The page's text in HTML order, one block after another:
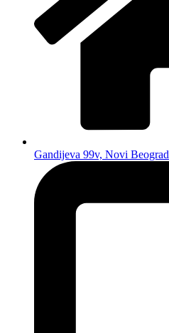
Gandijeva 99v, Novi Beograd